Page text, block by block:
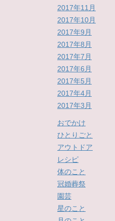
2017年11月
2017年10月
2017年9月
2017年8月
2017年7月
2017年6月
2017年5月
2017年4月
2017年3月
おでかけ
ひとりごと
アウトドア
レシピ
体のこと
冠婚葬祭
園芸
星のこと